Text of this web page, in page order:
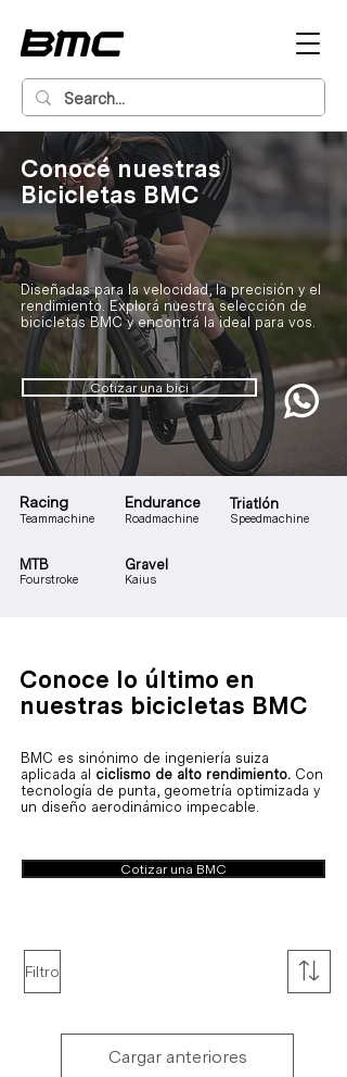
Conocé nuestras
Bicicletas BMC
Diseñadas para la velocidad, la precisión y el
rendimiento. Explorá nuestra selección de
bicicletas BMC y encontrá la ideal para vos.
Cotizar una bici
Racing
Teammachine
Endurance
Roadmachine
Triatlón
Speedmachine
MTB
Fourstroke
Gravel
Kaius
Conoce lo último en
nuestras bicicletas BMC
BMC es sinónimo de ingeniería suiza
aplicada al ciclismo de alto rendimiento. Con
tecnología de punta, geometría optimizada y
un diseño aerodinámico impecable.
Cotizar una BMC
Filtro
Cargar anteriores